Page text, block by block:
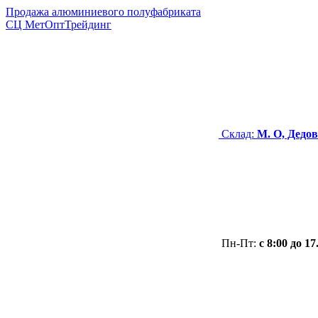
Продажа алюминиевого полуфабриката
СЦ МетОптТрейдинг
Склад: М. О,
Пн-Пт: с 8:00 до